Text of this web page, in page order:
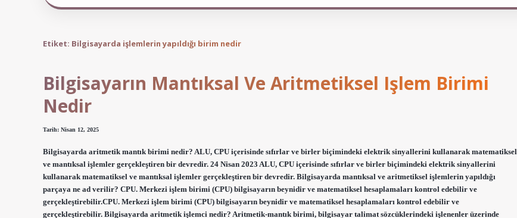
Etiket: Bilgisayarda işlemlerin yapıldığı birim nedir
Bilgisayarın Mantıksal Ve Aritmetiksel Işlem Birimi
Nedir
Tarih: Nisan 12, 2025
Bilgisayarda aritmetik mantık birimi nedir? ALU, CPU içerisinde sıfırlar ve birler biçimindeki elektrik sinyallerini kullanarak matematiksel
ve mantıksal işlemler gerçekleştiren bir devredir. 24 Nisan 2023 ALU, CPU içerisinde sıfırlar ve birler biçimindeki elektrik sinyallerini
kullanarak matematiksel ve mantıksal işlemler gerçekleştiren bir devredir. Bilgisayarda mantıksal ve aritmetiksel işlemlerin yapıldığı
parçaya ne ad verilir? CPU. Merkezi işlem birimi (CPU) bilgisayarın beynidir ve matematiksel hesaplamaları kontrol edebilir ve
gerçekleştirebilir.CPU. Merkezi işlem birimi (CPU) bilgisayarın beynidir ve matematiksel hesaplamaları kontrol edebilir ve
gerçekleştirebilir. Bilgisayarda aritmetik işlemci nedir? Aritmetik-mantık birimi, bilgisayar talimat sözcüklerindeki işlenenler üzerinde